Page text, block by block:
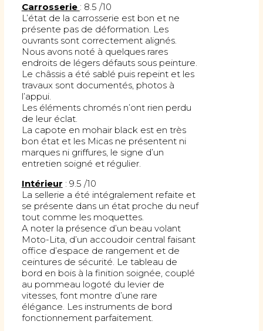
Carrosserie : 8.5 /10
L’état de la carrosserie est bon et ne
présente pas de déformation. Les
ouvrants sont correctement alignés.
Nous avons noté à quelques rares
endroits de légers défauts sous peinture.
Le châssis a été sablé puis repeint et les
travaux sont documentés, photos à
l’appui.
Les éléments chromés n’ont rien perdu
de leur éclat.
La capote en mohair black est en très
bon état et les Micas ne présentent ni
marques ni griffures, le signe d’un
entretien soigné et régulier.
Intérieur : 9.5 /10
La sellerie a été intégralement refaite et
se présente dans un état proche du neuf
tout comme les moquettes.
A noter la présence d’un beau volant
Moto-Lita, d’un accoudoir central faisant
office d’espace de rangement et de
ceintures de sécurité. Le tableau de
bord en bois à la finition soignée, couplé
au pommeau logoté du levier de
vitesses, font montre d’une rare
élégance. Les instruments de bord
fonctionnement parfaitement.